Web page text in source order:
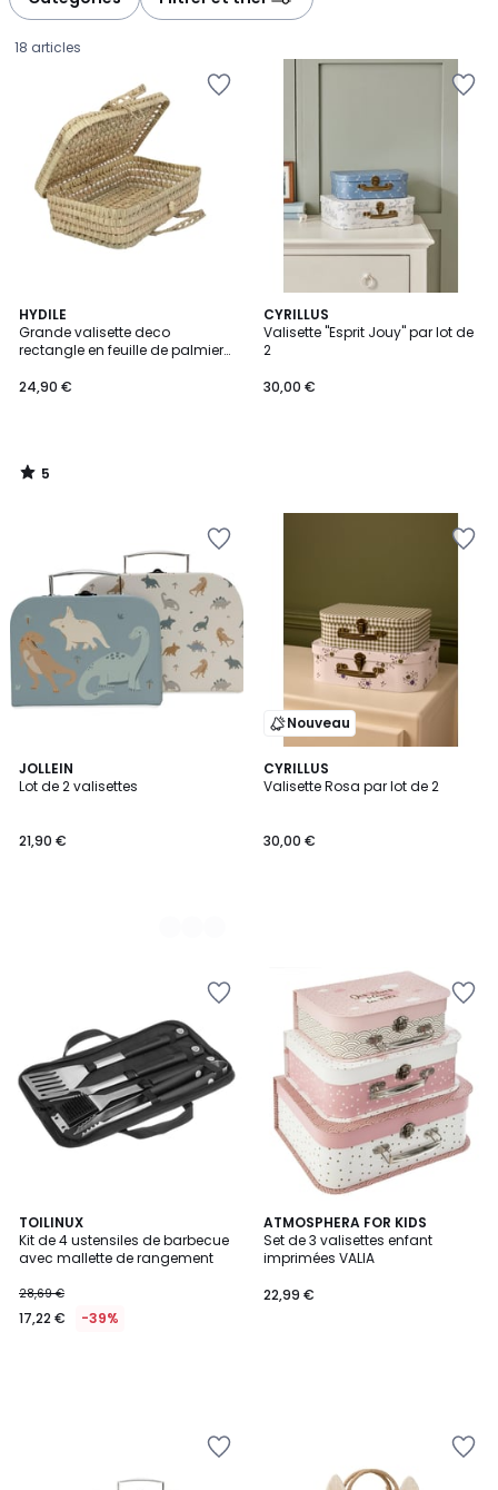
18 articles
HYDILE
Grande valisette deco
rectangle en feuille de palmier
€.
24,90 €
5
/
5
5
/
CYRILLUS
Valisette "Esprit Jouy" par lot de
2
30,00 €
JOLLEIN
Lot de 2 valisettes
21,90 €
2
Couleurs
Nouveau
CYRILLUS
Valisette Rosa par lot de 2
30,00 €
TOILINUX
Kit de 4 ustensiles de barbecue
avec mallette de rangement
28,69 €
17,22 € -39%
ATMOSPHERA FOR KIDS
Set de 3 valisettes enfant
imprimées VALIA
22,99 €